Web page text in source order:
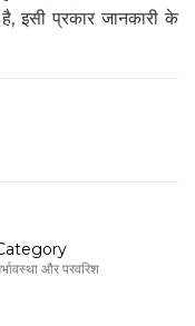
है, इसी प्रकार जानकारी के
और परवरिश